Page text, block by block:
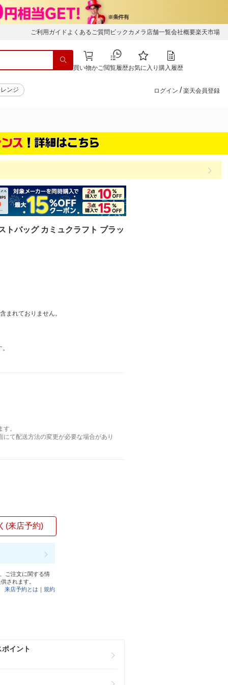
ご利用ガイド よくあるご質問 ビックカメラ店舗一覧会社概要楽天市場
買い物かご閲覧履歴お気に入り 購入履歴
ンジ ログイン / 楽天会員登録
トバッグ カミュクラフト ブラッ
まれておりません。
。
て配送方法の変更が必要な場合があり
(来店予約)
ご注文に関する情
されます。
来店予約とは ｜規約
イント